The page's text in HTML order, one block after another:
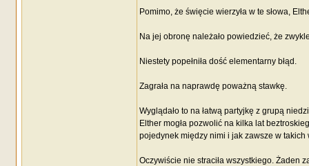
Pomimo, że święcie wierzyła w te słowa,
Na jej obronę należało powiedzieć, że
Niestety popełniła dość elementarny błąd.
Zagrała na naprawdę poważną stawkę.
Wyglądało to na łatwą partyjkę z grupą
Elther mogła pozwolić na kilka lat
pojedynek między nimi i jak zawsze w takich
Oczywiście nie straciła wszystkiego. Żaden